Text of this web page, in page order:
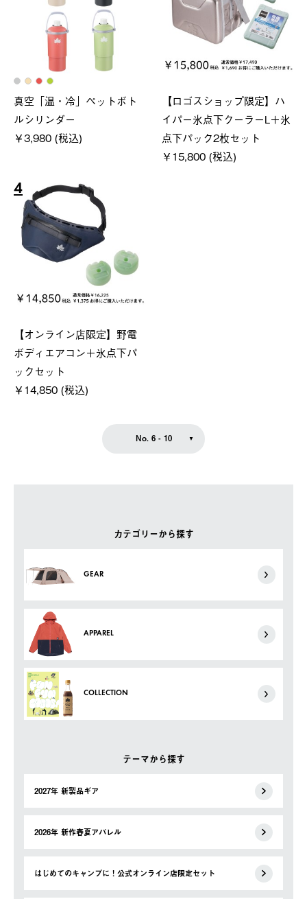
カテゴリーから探す
GEAR
APPAREL
COLLECTION
テーマから探す
2027年 新製品ギア
2026年 新作春夏アパレル
はじめてのキャンプに！公式オンライン店限定セット
真空「温・冷」ペットボト
ルシリンダー
￥3,980 (税込)
【ロゴスショップ限定】ハ
イパー氷点下クーラーL＋氷
点下パック2枚セット
￥15,800 (税込)
4
【オンライン店限定】野電
ボディエアコン＋氷点下パ
ックセット
￥14,850 (税込)
No. 6 - 10